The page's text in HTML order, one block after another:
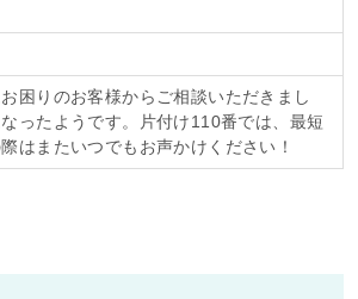
困りのお客様からご相談いただきまし
ったようです。片付け110番では、最短
はまたいつでもお声かけください！